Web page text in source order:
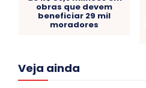
obras que devem
beneficiar 29 mil
moradores
Veja ainda
Acre